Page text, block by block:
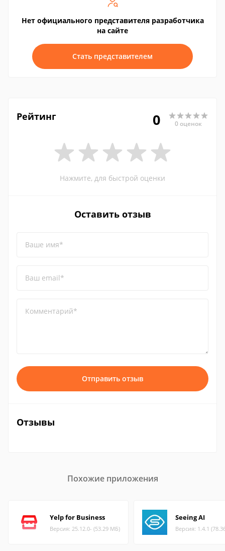
Нет официального представителя разработчика
на сайте
Стать представителем
Рейтинг 0 0 оценок
Нажмите, для быстрой оценки
Оставить отзыв
Ваше имя*
Ваш email*
Комментарий*
Отправить отзыв
Отзывы
Похожие приложения
Yelp for Business
Версия: 25.12.0- (53.29 МБ)
Seeing AI
Версия: 1.4.1